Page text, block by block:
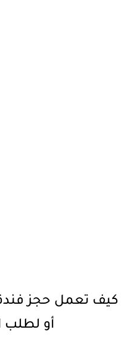
كيف تعمل حجز
أو لطلب